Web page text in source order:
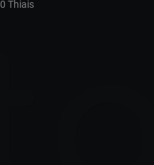
Thiais